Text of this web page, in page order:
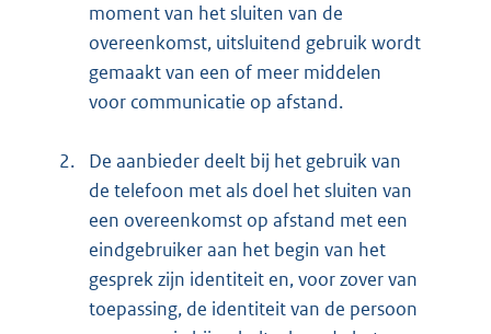
moment van het sluiten van de
overeenkomst, uitsluitend gebruik wordt
gemaakt van een of meer middelen
voor communicatie op afstand.
2.
De aanbieder deelt bij het gebruik van
de telefoon met als doel het sluiten van
een overeenkomst op afstand met een
eindgebruiker aan het begin van het
gesprek zijn identiteit en, voor zover van
toepassing, de identiteit van de persoon